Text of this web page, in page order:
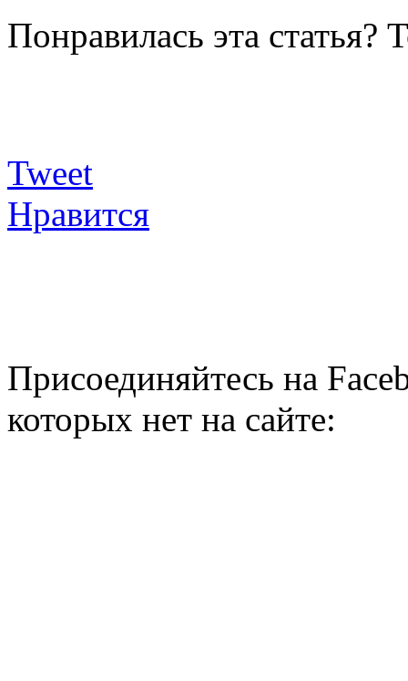
Понравилась эта статья?
Tweet
Нравится
Присоединяйтесь на
которых нет на сайте: